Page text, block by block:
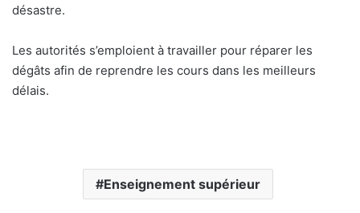
désastre.
Les autorités s’emploient à travailler pour réparer les
dégâts afin de reprendre les cours dans les meilleurs
délais.
Enseignement supérieur